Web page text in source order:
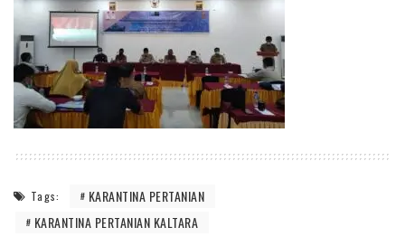
Tags:
KARANTINA PERTANIAN
KARANTINA PERTANIAN KALTARA